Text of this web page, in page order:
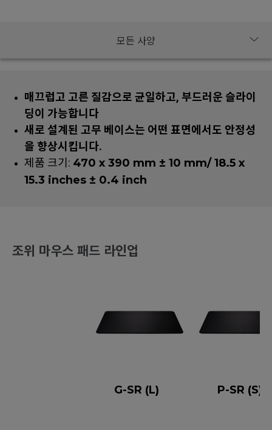
매끄럽고 고른 질감으로 균일하고, 부드러운 슬라이
딩이 가능합니다
새로 설계된 고무 베이스는 어떤 표면에서도 안정성
을 향상시킵니다.
제품 크기: 470 x 390 mm ± 10 mm/ 18.5 x
15.3 inches ± 0.4 inch
조위 마우스 패드 라인업
G-SR (L) P-SR (S)